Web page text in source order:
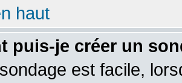
haut
puis-je créer un
est facile,